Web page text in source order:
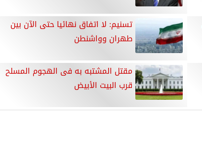
تسنيم: لا اتفاق نهائيا حتى الآن بين
طهران وواشنطن
مقتل المشتبه به فى الهجوم المسلح
قرب البيت الأبيض